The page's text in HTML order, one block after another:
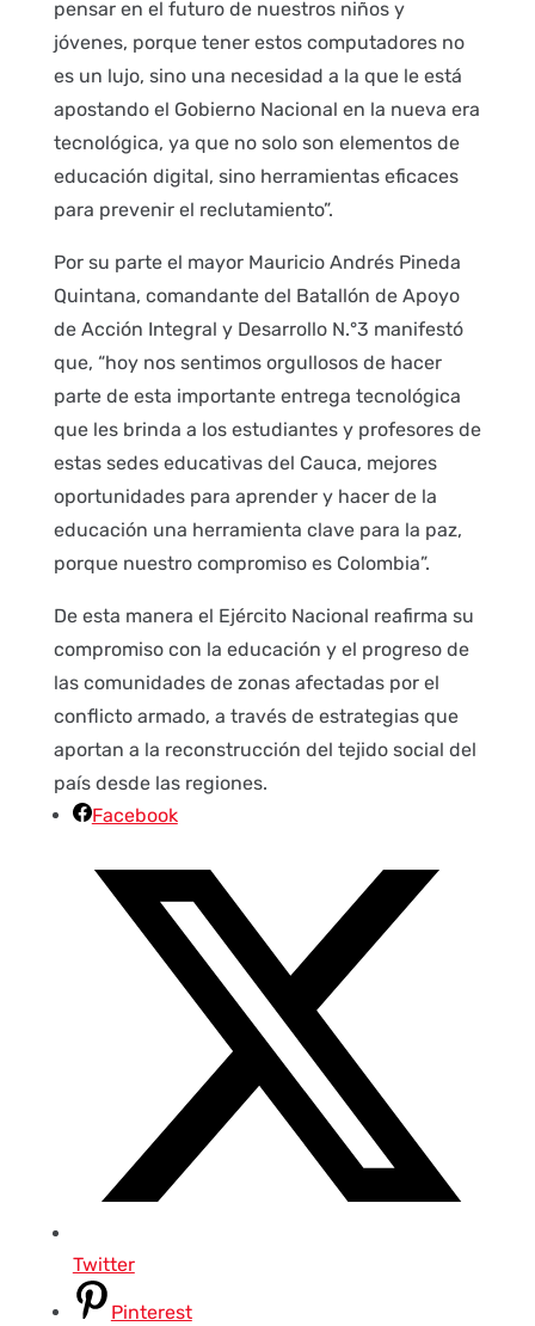
pensar en el futuro de nuestros niños y
jóvenes, porque tener estos computadores no
es un lujo, sino una necesidad a la que le está
apostando el Gobierno Nacional en la nueva era
tecnológica, ya que no solo son elementos de
educación digital, sino herramientas eficaces
para prevenir el reclutamiento”.
Por su parte el mayor Mauricio Andrés Pineda
Quintana, comandante del Batallón de Apoyo
de Acción Integral y Desarrollo N.°3 manifestó
que, “hoy nos sentimos orgullosos de hacer
parte de esta importante entrega tecnológica
que les brinda a los estudiantes y profesores de
estas sedes educativas del Cauca, mejores
oportunidades para aprender y hacer de la
educación una herramienta clave para la paz,
porque nuestro compromiso es Colombia”.
De esta manera el Ejército Nacional reafirma su
compromiso con la educación y el progreso de
las comunidades de zonas afectadas por el
conflicto armado, a través de estrategias que
aportan a la reconstrucción del tejido social del
país desde las regiones.
Facebook
Twitter
Pinterest